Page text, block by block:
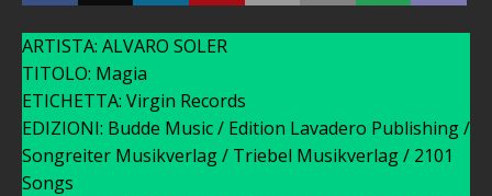
ARTISTA: ALVARO SOLER
TITOLO: Magia
ETICHETTA: Virgin Records
EDIZIONI: Budde Music / Edition Lavadero Publishing /
Songreiter Musikverlag / Triebel Musikverlag / 2101
Songs